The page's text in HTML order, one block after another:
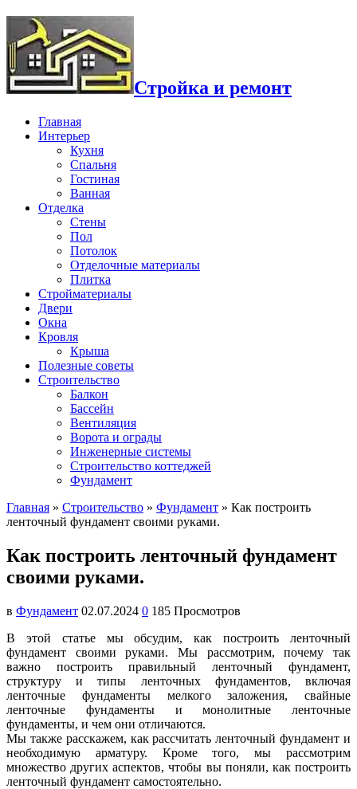
Стройка и ремонт
Главная
Интерьер
Кухня
Спальня
Гостиная
Ванная
Отделка
Стены
Пол
Потолок
Отделочные материалы
Плитка
Стройматериалы
Двери
Окна
Кровля
Крыша
Полезные советы
Строительство
Балкон
Бассейн
Вентиляция
Ворота и ограды
Инженерные системы
Строительство коттеджей
Фундамент
Главная » Строительство » Фундамент » Как построить
ленточный фундамент своими руками.
Как построить ленточный фундамент
своими руками.
в Фундамент 02.07.2024 0 185 Просмотров
В этой статье мы обсудим, как построить ленточный
фундамент своими руками. Мы рассмотрим, почему так
важно построить правильный ленточный фундамент,
структуру и типы ленточных фундаментов, включая
ленточные фундаменты мелкого заложения, свайные
ленточные фундаменты и монолитные ленточные
фундаменты, и чем они отличаются.
Мы также расскажем, как рассчитать ленточный фундамент и
необходимую арматуру. Кроме того, мы рассмотрим
множество других аспектов, чтобы вы поняли, как построить
ленточный фундамент самостоятельно.